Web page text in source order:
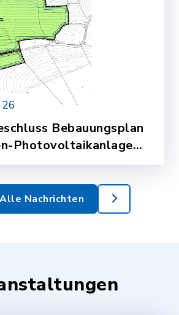
Bebauungsplan
Photovoltaikanlage
Alle Nachrichten